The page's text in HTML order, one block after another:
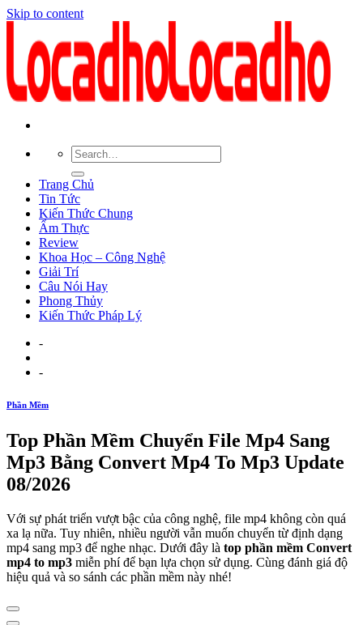
Skip to content
Trang Chủ
Tin Tức
Kiến Thức Chung
Ẩm Thực
Review
Khoa Học – Công Nghệ
Giải Trí
Câu Nói Hay
Phong Thủy
Kiến Thức Pháp Lý
-
-
Phần Mềm
Top Phần Mềm Chuyển File Mp4 Sang
Mp3 Bằng Convert Mp4 To Mp3 Update
08/2026
Với sự phát triển vượt bậc của công nghệ, file mp4 không còn quá
xa lạ nữa. Tuy nhiên, nhiều người vẫn muốn chuyển từ định dạng
mp4 sang mp3 để nghe nhạc. Dưới đây là top phần mềm Convert
mp4 to mp3 miễn phí để bạn lựa chọn sử dụng. Cùng đánh giá độ
hiệu quả và so sánh các phần mềm này nhé!